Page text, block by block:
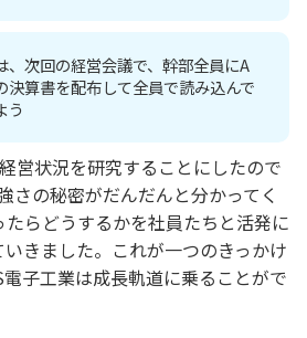
、次回の経営会議で、幹部全員にA
決算書を配布して全員で読み込んで
う
営状況を研究することにしたので
さの秘密がだんだんと分かってく
らどうするかを社員たちと活発に
きました。これが一つのきっかけ
子工業は成長軌道に乗ることがで